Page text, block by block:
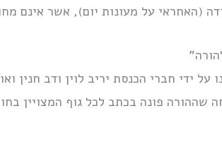
(האחראי על מעונות יום), אשר אינם
פונה בכתב לכל גוף המצויין